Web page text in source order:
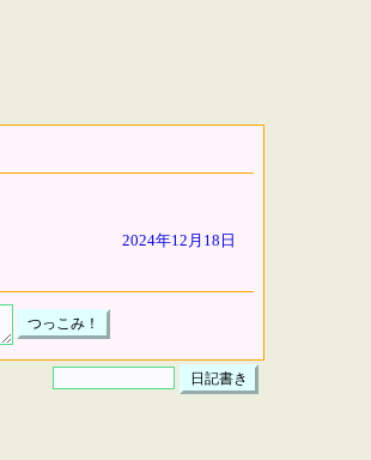
2024年12月18日